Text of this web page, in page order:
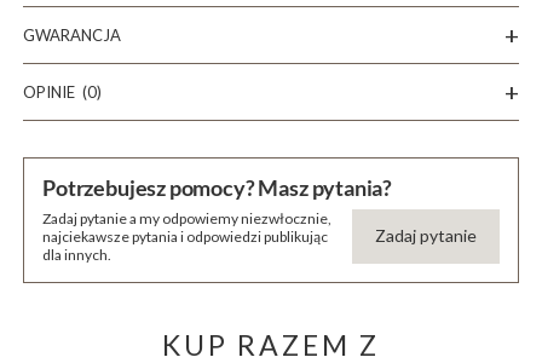
GWARANCJA
OPINIE (0)
Potrzebujesz pomocy? Masz pytania?
Zadaj pytanie a my odpowiemy niezwłocznie,
najciekawsze pytania i odpowiedzi publikując
dla innych.
Zadaj pytanie
KUP RAZEM Z